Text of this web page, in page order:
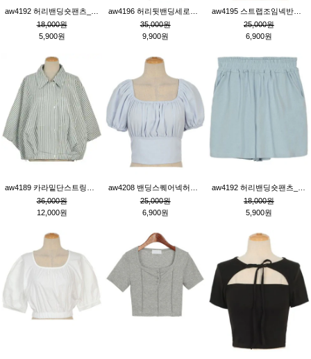
18,000원
5,900원
35,000원
9,900원
25,000원
6,900원
36,000원
12,000원
25,000원
6,900원
18,000원
5,900원